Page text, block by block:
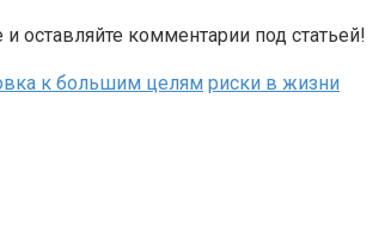
оставляйте комментарии под статьей!
к большим целям риски в жизни